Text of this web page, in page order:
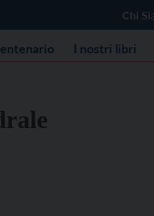
Chi
I nostri libri